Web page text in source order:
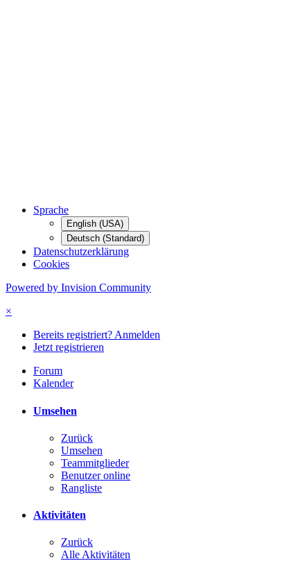
Sprache
English (USA)
Deutsch (Standard)
Datenschutzerklärung
Cookies
Powered by Invision Community
×
Bereits registriert? Anmelden
Jetzt registrieren
Forum
Kalender
Umsehen
Zurück
Umsehen
Teammitglieder
Benutzer online
Rangliste
Aktivitäten
Zurück
Alle Aktivitäten